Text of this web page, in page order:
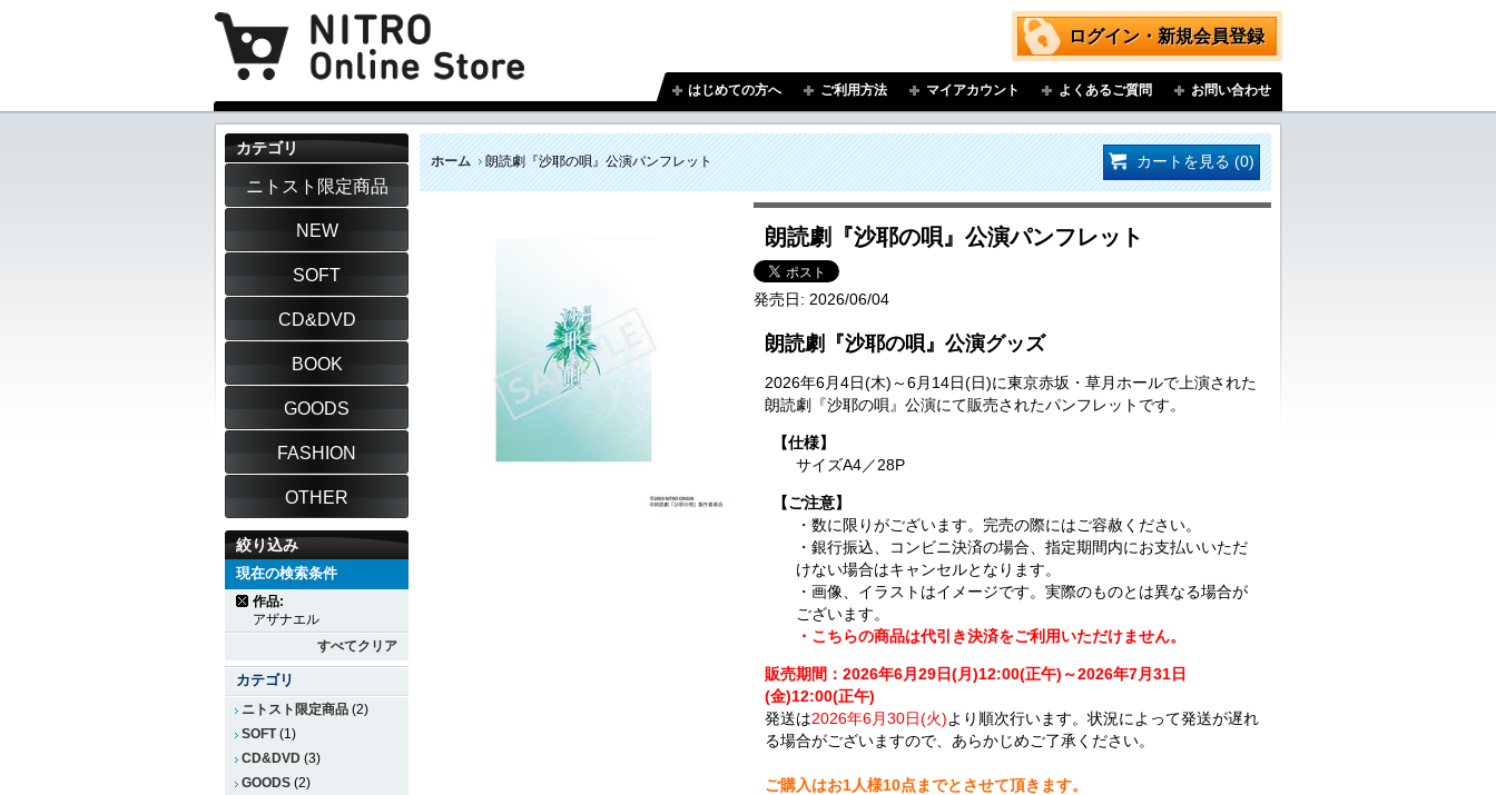
ログイン・新規会員登録
はじめての方へ ご利用方法 マイアカウント よくあるご質問 お問い合わせ
ホーム 朗読劇『沙耶の唄』公演パンフレット カートを見る (0)
朗読劇『沙耶の唄』公演パンフレット
発売日: 2026/06/04
朗読劇『沙耶の唄』公演グッズ
2026年6月4日(木)～6月14日(日)に東京赤坂・草月ホールで上演された
朗読劇『沙耶の唄』公演にて販売されたパンフレットです。
【仕様】
サイズA4／28P
【ご注意】
・数に限りがございます。完売の際にはご容赦ください。
・銀行振込、コンビニ決済の場合、指定期間内にお支払いいただ
けない場合はキャンセルとなります。
・画像、イラストはイメージです。実際のものとは異なる場合が
ございます。
・こちらの商品は代引き決済をご利用いただけません。
販売期間：2026年6月29日(月)12:00(正午)～2026年7月31日
(金)12:00(正午)
発送は2026年6月30日(火)より順次行います。状況によって発送が遅れ
る場合がございますので、あらかじめご了承ください。
ご購入はお1人様10点までとさせて頂きます。
カテゴリ
ニトスト限定商品
NEW
SOFT
CD&DVD
BOOK
GOODS
FASHION
OTHER
絞り込み
現在の検索条件
作品:
アザナエル
すべてクリア
カテゴリ
ニトスト限定商品 (2)
SOFT(1)
CD&DVD (3)
GOODS (2)